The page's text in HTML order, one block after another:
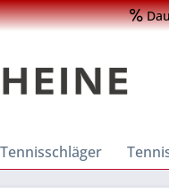
Tennisschläger